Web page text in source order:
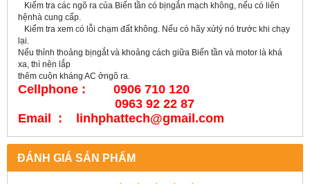
Kiểm tra các ngõ ra của Biến tần có bịngắn mạch không, nếu có liên
hệnhà cung cấp.
Kiểm tra xem có lỗi chạm đất không. Nếu có hãy xửlý nó trước khi chạy
lại.
Nếu thỉnh thoảng bịngắt và khoảng cách giữa Biến tần và motor là khá
xa, thì nên lắp
thêm cuộn kháng AC ởngõ ra.
Cellphone : 0906 710 120
0963 92 22 87
Email : linhphattech@gmail.com
ĐÁNH GIÁ SẢN PHẨM